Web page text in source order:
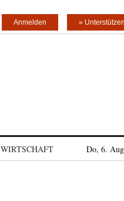
» Unterstützen
Anmelden
WIRTSCHAFT Do, 6.